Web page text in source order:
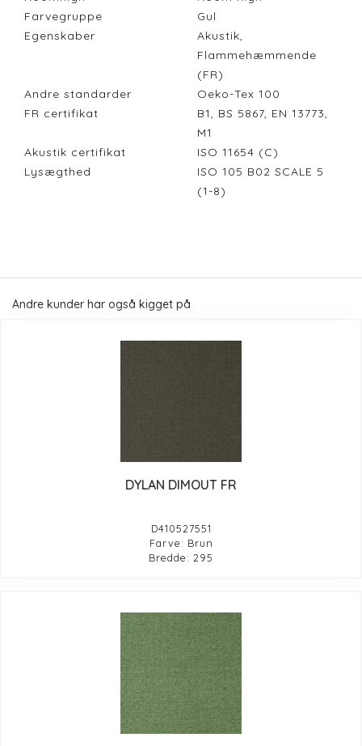
Farvegruppe
Gul
Egenskaber
Akustik,
Flammehæmmende
(FR)
Andre standarder
Oeko-Tex 100
FR certifikat
B1, BS 5867, EN 13773,
M1
Akustik certifikat
ISO 11654 (C)
Lysægthed
ISO 105 B02 SCALE 5
(1-8)
Andre kunder har også kigget på
DYLAN DIMOUT FR
D410527551
Farve: Brun
Bredde: 295